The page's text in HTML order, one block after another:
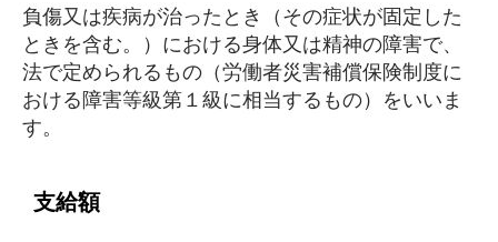
負傷又は疾病が治ったとき（その症状が固定した
ときを含む。）における身体又は精神の障害で、
法で定められるもの（労働者災害補償保険制度に
おける障害等級第１級に相当するもの）をいいま
す。
支給額